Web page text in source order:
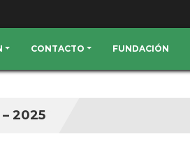
CONTACTO FUNDACIÓN
– 2025